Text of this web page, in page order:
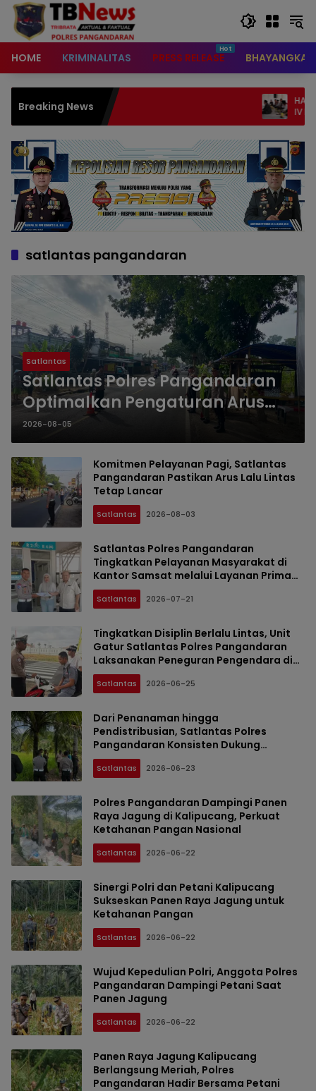
content
HOME KRIMINALITAS PRESS RELEASE BHAYANGKARI
Breaking News
HAUL KE-VII HJ.
IV KH. SAEPUL
KE-XV
satlantas pangandaran
Satlantas
Satlantas Polres Pangandaran
Optimalkan Pengaturan Arus
Lalu Lintas Demi Kelancaran
Aktivitas Masyarakat Pagi
2026-08-05
Komitmen Pelayanan Pagi, Satlantas
Pangandaran Pastikan Arus Lalu Lintas
Tetap Lancar
Satlantas 2026-08-03
Satlantas Polres Pangandaran
Tingkatkan Pelayanan Masyarakat di
Kantor Samsat melalui Layanan Prima
yang Humanis
Satlantas 2026-07-21
Tingkatkan Disiplin Berlalu Lintas, Unit
Gatur Satlantas Polres Pangandaran
Laksanakan Peneguran Pengendara di
Jalur Arteri Kabupaten Pangandaran
Satlantas 2026-06-25
Dari Penanaman hingga
Pendistribusian, Satlantas Polres
Pangandaran Konsisten Dukung
Ketahanan Pangan Nasional
Satlantas 2026-06-23
Polres Pangandaran Dampingi Panen
Raya Jagung di Kalipucang, Perkuat
Ketahanan Pangan Nasional
Satlantas 2026-06-22
Sinergi Polri dan Petani Kalipucang
Sukseskan Panen Raya Jagung untuk
Ketahanan Pangan
Satlantas 2026-06-22
Wujud Kepedulian Polri, Anggota Polres
Pangandaran Dampingi Petani Saat
Panen Jagung
Satlantas 2026-06-22
Panen Raya Jagung Kalipucang
Berlangsung Meriah, Polres
Pangandaran Hadir Bersama Petani